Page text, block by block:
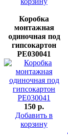
Коробка
монтажная
одиночная под
гипсокартон
РЕ030041
150 p.
Добавить в
корзину